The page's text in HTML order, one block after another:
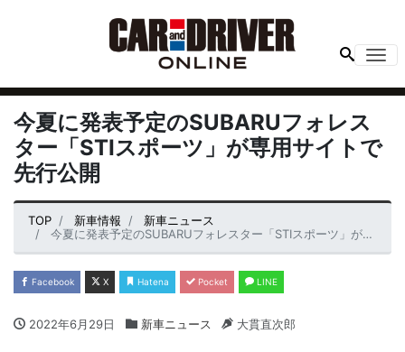
今夏に発表予定のSUBARUフォレス
ター「STIスポーツ」が専用サイトで
先行公開
TOP 新車情報
新車ニュース
今夏に発表予定のSUBARUフォレスター「STIスポーツ」が専用サイトで先行公開
Facebook X Hatena Pocket LINE
2022年6月29日 新車ニュース 大貫直次郎